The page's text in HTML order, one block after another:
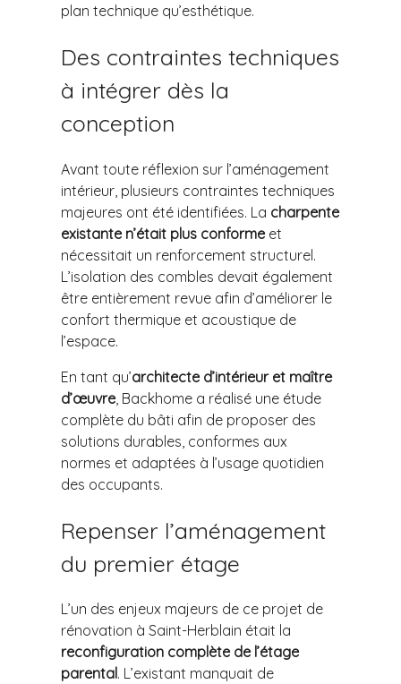
plan technique qu’esthétique.
Des contraintes techniques
à intégrer dès la
conception
Avant toute réflexion sur l’aménagement
intérieur, plusieurs contraintes techniques
majeures ont été identifiées. La charpente
existante n’était plus conformeet
nécessitait un renforcement structurel.
L’isolation des combles devait également
être entièrement revue afin d’améliorer le
confort thermique et acoustique de
l’espace.
En tant qu’architecte d’intérieur et maître
d’œuvre, Backhome a réalisé une étude
complète du bâti afin de proposer des
solutions durables, conformes aux
normes et adaptées à l’usage quotidien
des occupants.
Repenser l’aménagement
du premier étage
L’un des enjeux majeurs de ce projet de
rénovation à Saint-Herblain était la
reconfiguration complète de l’étage
parental. L’existant manquait de